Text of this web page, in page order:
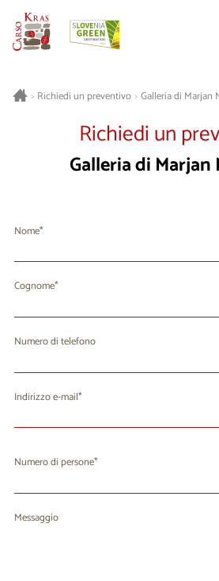
> Richiedi un preventivo> Galleria di Marjan
Richiedi un
Galleria di Marjan
Nome
Cognome
Numero di telefono
Indirizzo e-mail
Numero di persone
Messaggio